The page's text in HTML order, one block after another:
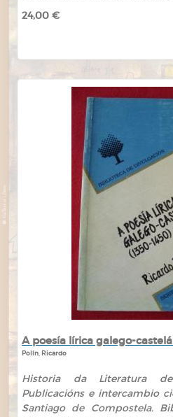
24,00 €
A poesía lírica galego-castelá
Polín, Ricardo
Historia da Literatura
Publicacións e intercambio
Santiago de Compostela.